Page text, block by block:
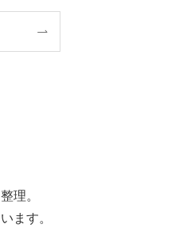
理。
ます。